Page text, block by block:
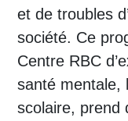
et de troubles
société. Ce
Centre RBC
santé mentale,
scolaire, prend